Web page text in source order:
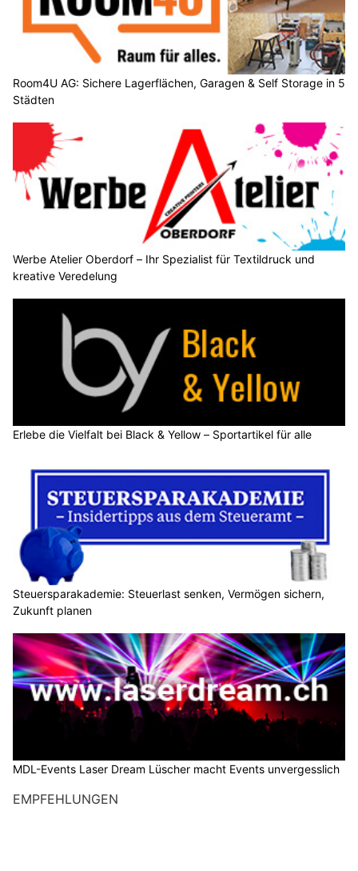
Room4U AG: Sichere Lagerflächen, Garagen & Self Storage in 5
Städten
Werbe Atelier Oberdorf – Ihr Spezialist für Textildruck und
kreative Veredelung
Erlebe die Vielfalt bei Black & Yellow – Sportartikel für alle
Steuersparakademie: Steuerlast senken, Vermögen sichern,
Zukunft planen
MDL-Events Laser Dream Lüscher macht Events unvergesslich
EMPFEHLUNGEN